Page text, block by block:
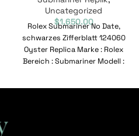
Uncategorized
$1,650.00
Rolex Submariner No Date,
schwarzes Zifferblatt 124060
Oyster Replica Marke : Rolex
Bereich : Submariner Modell :